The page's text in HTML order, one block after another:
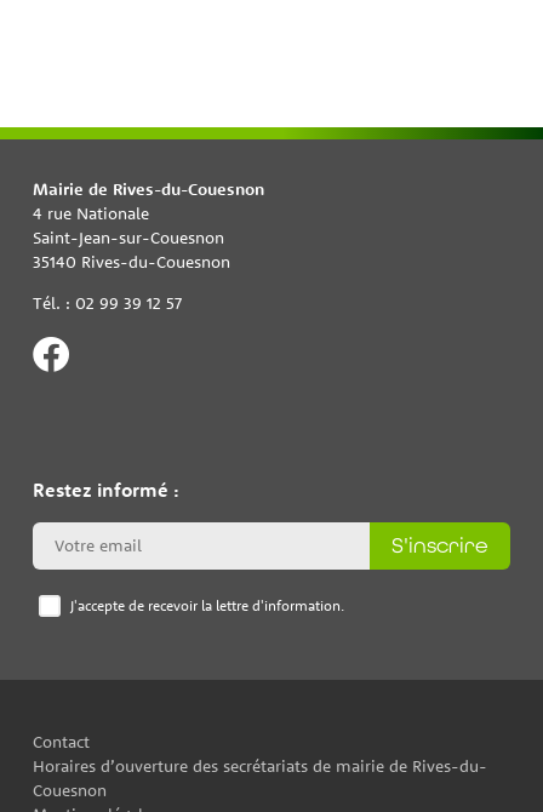
Mairie de Rives-du-Couesnon
4 rue Nationale
Saint-Jean-sur-Couesnon
35140 Rives-du-Couesnon
Tél. : 02 99 39 12 57
Restez informé :
J'accepte de recevoir la lettre d'information.
S'inscrire
Contact
Horaires d’ouverture des secrétariats de mairie de Rives-du-
Couesnon